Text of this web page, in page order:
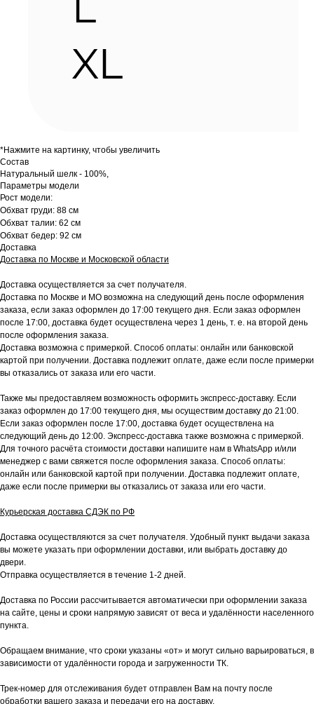
*Нажмите на картинку, чтобы увеличить
Состав
Натуральный шелк - 100%,
Параметры модели
Рост модели:
Обхват груди: 88 см
Обхват талии: 62 см
Обхват бедер: 92 см
Доставка
Доставка по Москве и Московской области
Доставка осуществляется за счет получателя.
Доставка по Москве и МО возможна на следующий день после оформления
заказа, если заказ оформлен до 17:00 текущего дня. Если заказ оформлен
после 17:00, доставка будет осуществлена через 1 день, т. е. на второй день
после оформления заказа.
Доставка возможна с примеркой. Способ оплаты: онлайн или банковской
картой при получении. Доставка подлежит оплате, даже если после примерки
вы отказались от заказа или его части.
Также мы предоставляем возможность оформить экспресс-доставку. Если
заказ оформлен до 17:00 текущего дня, мы осуществим доставку до 21:00.
Если заказ оформлен после 17:00, доставка будет осуществлена на
следующий день до 12:00. Экспресс-доставка также возможна с примеркой.
Для точного расчёта стоимости доставки напишите нам в WhatsApp и/или
менеджер с вами свяжется после оформления заказа. Способ оплаты:
онлайн или банковской картой при получении. Доставка подлежит оплате,
даже если после примерки вы отказались от заказа или его части.
Курьерская доставка СДЭК по РФ
Доставка осуществляются за счет получателя. Удобный пункт выдачи заказа
вы можете указать при оформлении доставки, или выбрать доставку до
двери.
Отправка осуществляется в течение 1-2 дней.
Доставка по России рассчитывается автоматически при оформлении заказа
на сайте, цены и сроки напрямую зависят от веса и удалённости населенного
пункта.
Обращаем внимание, что сроки указаны «от» и могут сильно варьироваться, в
зависимости от удалённости города и загруженности ТК.
Трек-номер для отслеживания будет отправлен Вам на почту после
обработки вашего заказа и передачи его на доставку.